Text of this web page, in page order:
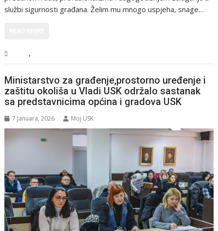
službi sigurnosti građana. Želim mu mnogo uspjeha, snage…
,
Ministarstvo za građenje,prostorno uređenje i
zaštitu okoliša u Vladi USK održalo sastanak
sa predstavnicima općina i gradova USK
7 Januara, 2026 Moj USK